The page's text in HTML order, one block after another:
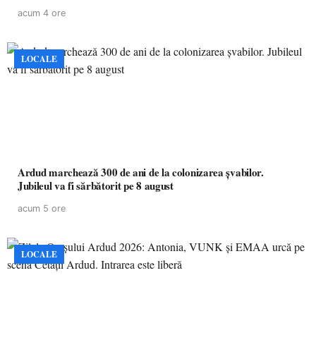
acum 4 ore
LOCALE
Ardud marchează 300 de ani de la colonizarea șvabilor.
Jubileul va fi sărbătorit pe 8 august
acum 5 ore
LOCALE